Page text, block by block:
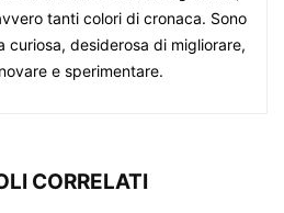
tanti colori di cronaca. Sono
curiosa, desiderosa di migliorare,
e sperimentare.
CORRELATI